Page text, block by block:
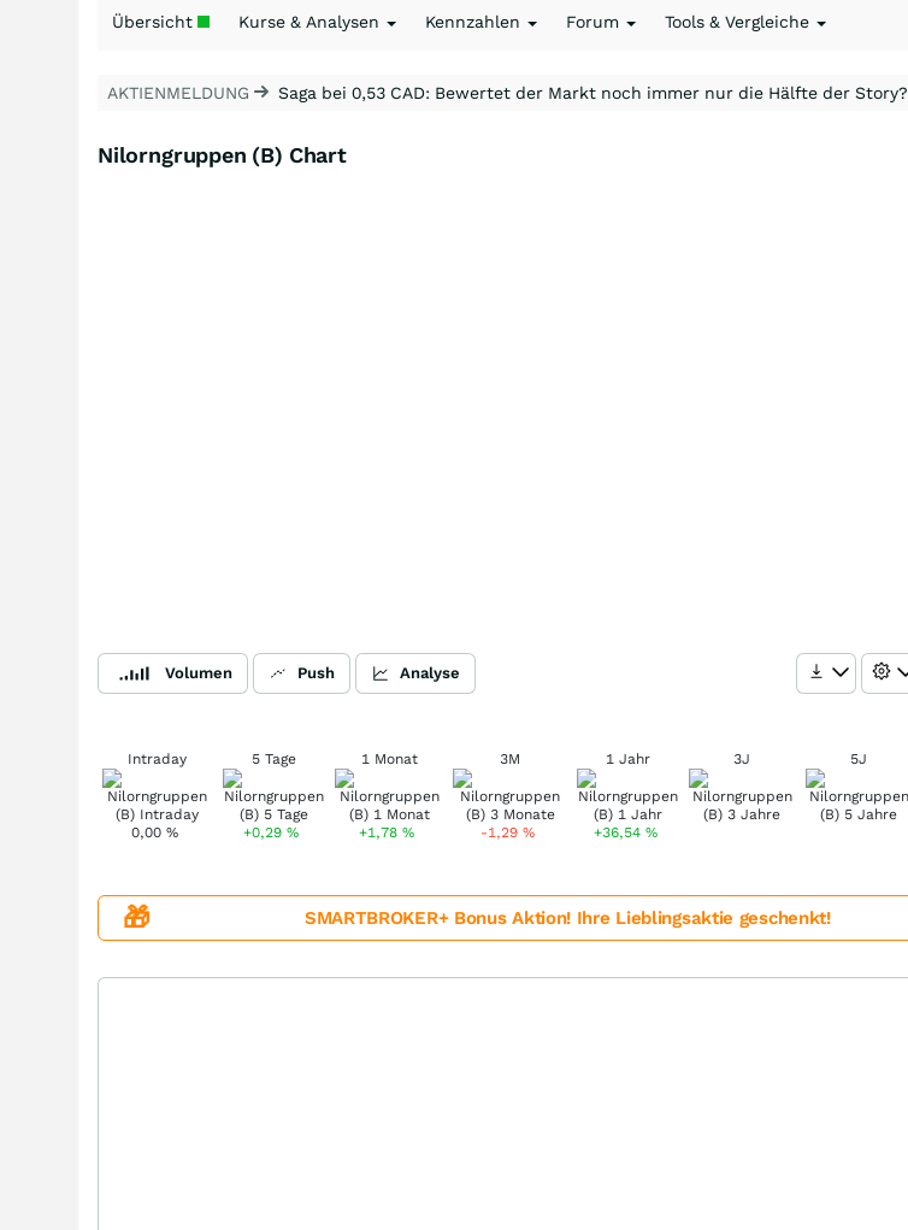
Übersicht Kurse & Analysen Kennzahlen Forum Tools & Vergleiche
AKTIENMELDUNG Saga bei 0,53 CAD: Bewertet der Markt noch immer nur die Hälfte der Story?
Nilorngruppen (B) Chart
Volumen Push Analyse
Intraday
0,00%
5 Tage
+0,29%
1 Monat
+1,78%
3M
-1,29%
1 Jahr
+36,54 %
3J 5J
🎁 SMARTBROKER+ Bonus Aktion! Ihre Lieblingsaktie geschenkt!